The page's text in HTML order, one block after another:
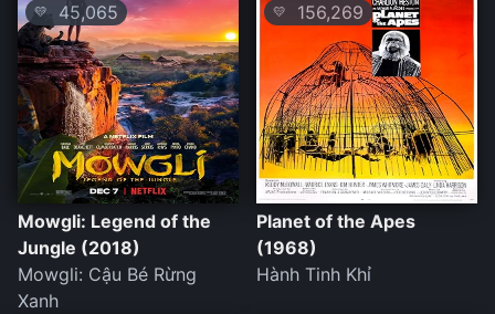
💛 45,065
Mowgli: Legend of the
Jungle (2018)
Mowgli: Cậu Bé Rừng
Xanh
💛 156,269
Planet of the Apes
(1968)
Hành Tinh Khỉ